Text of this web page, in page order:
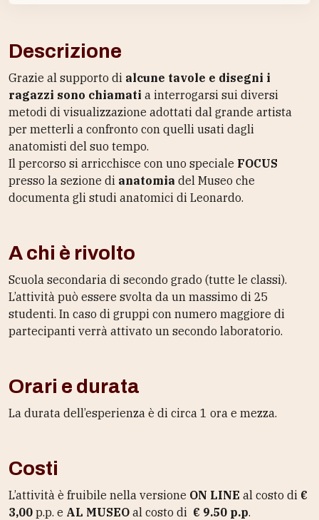
Descrizione
Grazie al supporto di alcune tavole e disegni i
ragazzi sono chiamati a interrogarsi sui diversi
metodi di visualizzazione adottati dal grande artista
per metterli a confronto con quelli usati dagli
anatomisti del suo tempo.
Il percorso si arricchisce con uno speciale FOCUS
presso la sezione di anatomia del Museo che
documenta gli studi anatomici di Leonardo.
A chi è rivolto
Scuola secondaria di secondo grado (tutte le classi).
L’attività può essere svolta da un massimo di 25
studenti. In caso di gruppi con numero maggiore di
partecipanti verrà attivato un secondo laboratorio.
Orari e durata
La durata dell’esperienza è di circa 1 ora e mezza.
Costi
L’attività è fruibile nella versione ON LINE al costo di €
3,00 p.p. e AL MUSEO al costo di € 9.50 p.p.